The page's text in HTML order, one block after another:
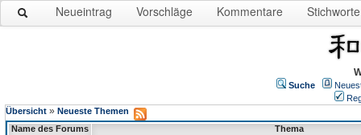
Neueintrag Vorschläge Kommentare Stichworte
Suche
Übersicht » Neueste Themen
Name des Forums
Thema